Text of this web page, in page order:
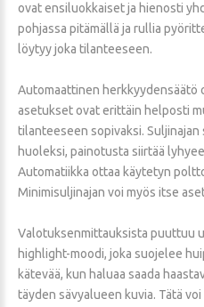
ovat ensiluokkaiset ja hienosti
pohjassa pitämällä ja rullia
löytyy joka tilanteeseen.
Automaattinen herkkyydensäätö
asetukset ovat erittäin helposti
tilanteeseen sopivaksi. Suljinajan
huoleksi, painotusta siirtää
Automatiikka ottaa käytetyn
Minimisuljinajan voi myös itse
Valotuksenmittauksista puuttuu
highlight-moodi, joka suojelee
kätevää, kun haluaa saada
täyden sävyalueen kuvia. Tätä